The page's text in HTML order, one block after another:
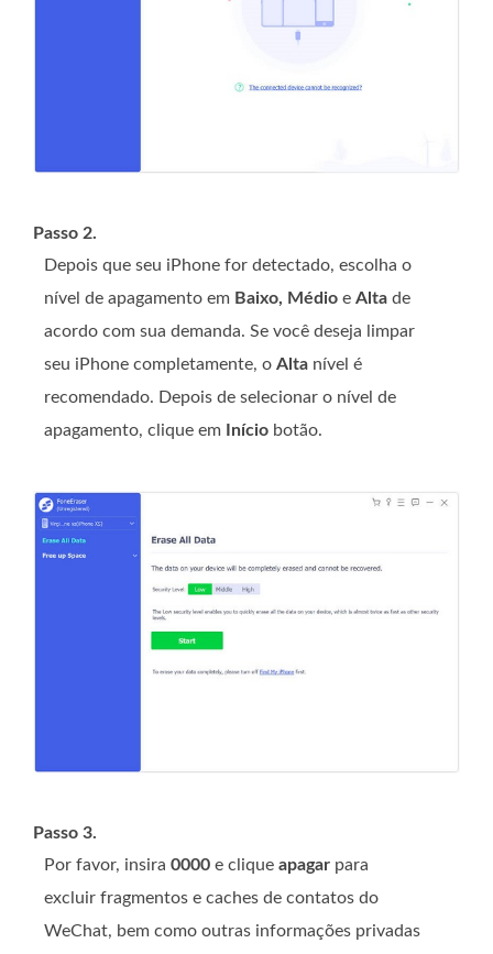
Passo 2.
Depois que seu iPhone for detectado, escolha o
nível de apagamento em Baixo, Médio e Alta de
acordo com sua demanda. Se você deseja limpar
seu iPhone completamente, o Alta nível é
recomendado. Depois de selecionar o nível de
apagamento, clique em
Início botão.
Passo 3.
Por favor, insira 0000 e clique apagar para
excluir fragmentos e caches de contatos do
WeChat, bem como outras informações privadas